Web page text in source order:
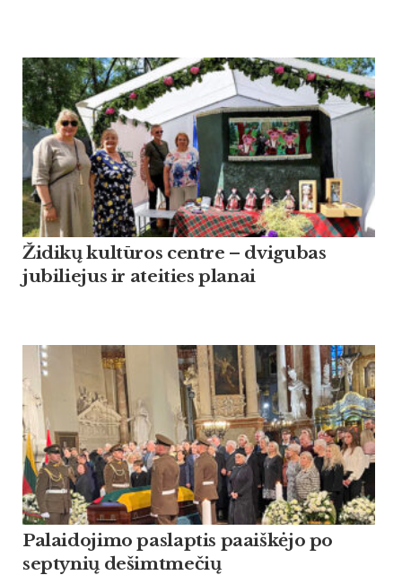
Židikų kultūros centre – dvigubas
jubiliejus ir ateities planai
Palaidojimo paslaptis paaiškėjo po
septynių dešimtmečių